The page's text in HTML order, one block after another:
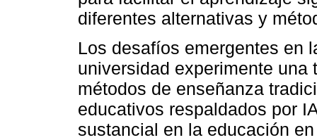
diferentes alternativas y
Los desafíos emergentes en
universidad experimente
métodos de enseñanza
educativos respaldados por
sustancial en la educación